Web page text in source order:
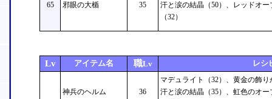
65 邪眼の大楯 35
汗と涙の結晶（50）、レッドオ
（32）
Lv アイテム名 職Lv レシ
神兵のヘルム 36
マデュライト（32）、黄金の飾り
汗と涙の結晶（35）、虹色のオ